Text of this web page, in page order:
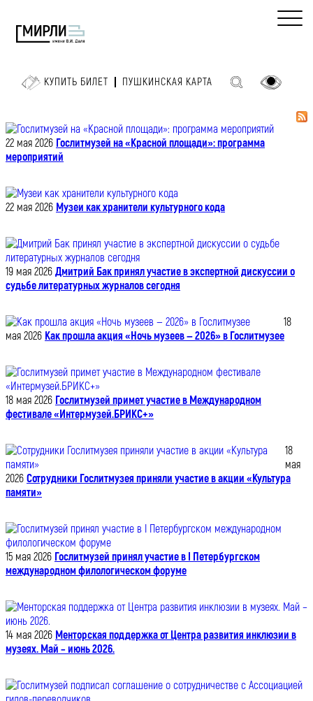
КУПИТЬ БИЛЕТ ПУШКИНСКАЯ КАРТА
22 мая 2026 Гослитмузей на «Красной площади»: программа
мероприятий
22 мая 2026 Музеи как хранители культурного кода
19 мая 2026 Дмитрий Бак принял участие в экспертной дискуссии о
судьбе литературных журналов сегодня
18
мая 2026 Как прошла акция «Ночь музеев — 2026» в Гослитмузее
18 мая 2026 Гослитмузей примет участие в Международном
фестивале «Интермузей.БРИКС+»
18
мая
2026 Сотрудники Гослитмузея приняли участие в акции «Культура
памяти»
15 мая 2026 Гослитмузей принял участие в I Петербургском
международном филологическом форуме
14 мая 2026 Менторская поддержка от Центра развития инклюзии в
музеях. Май – июнь 2026.